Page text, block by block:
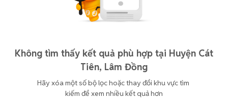
Không tìm thấy kết quả phù hợp tại Huyện Cát
Tiên, Lâm Đồng
Hãy xóa một số bộ lọc hoặc thay đổi khu vực tìm
kiếm để xem nhiều kết quả hơn